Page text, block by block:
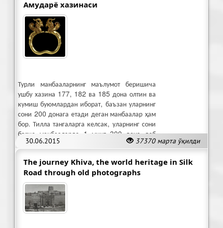
Амударё хазинаси
30.06.2015 37370 марта ўқилди
Турли манбааларнинг маълумот беришича
ушбу хазина 177, 182 ва 185 дона олтин ва
кумиш буюмлардан иборат, баъзан уларнинг
сони 200 донага етади деган манбаалар ҳам
бор. Тилла тангаларга келсак, уларнинг сони
барча манбааларда 1 минг 300 дона деб
қайд этилган.
The journey Khiva, the world heritage in Silk
Road through old photographs